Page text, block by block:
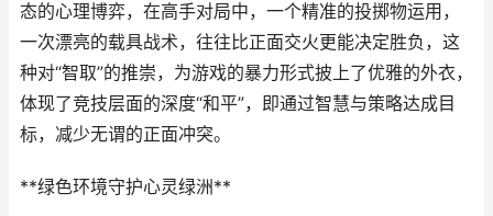
态的心理博弈，在高手对局中，一个精准的投掷物运用，
一次漂亮的载具战术，往往比正面交火更能决定胜负，这
种对“智取”的推崇，为游戏的暴力形式披上了优雅的外衣，
体现了竞技层面的深度“和平”，即通过智慧与策略达成目
标，减少无谓的正面冲突。
**绿色环境守护心灵绿洲**